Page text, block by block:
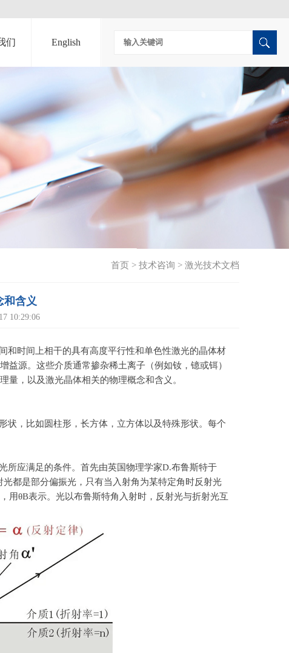
们 English
首页 > 技术咨询 > 激光技术文档
和含义
10:29:06
和时间上相干的具有高度平行性和单色性激光的晶体材
源。这些介质通常掺杂稀土离子（例如钕，镱或铒）
量，以及激光晶体相关的物理概念和含义。
状，比如圆柱形，长方体，立方体以及特殊形状。每个
所应满足的条件。首先由英国物理学家D.布鲁斯特于
都是部分偏振光，只有当入射角为某特定角时反射光
用θB表示。光以布鲁斯特角入射时，反射光与折射光互